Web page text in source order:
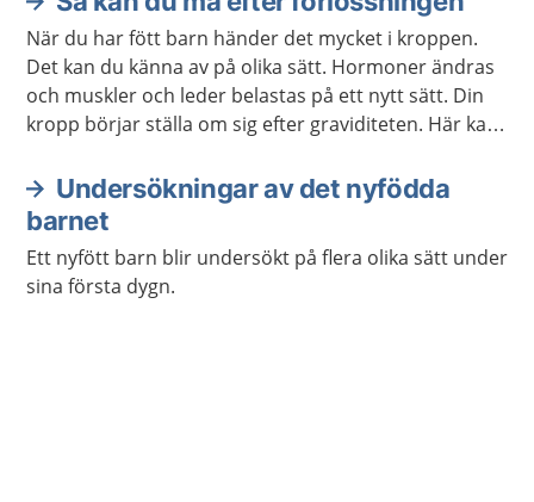
När du har fött barn händer det mycket i kroppen.
Det kan du känna av på olika sätt. Hormoner ändras
och muskler och leder belastas på ett nytt sätt. Din
kropp börjar ställa om sig efter graviditeten. Här kan
att du har fött barn.
Undersökningar av det nyfödda
barnet
Ett nyfött barn blir undersökt på flera olika sätt under
sina första dygn.